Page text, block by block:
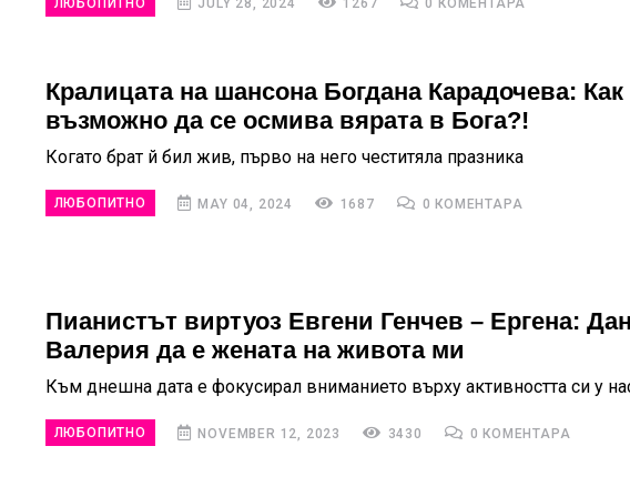
JULY 28, 2024 1267 0 КОМЕНТАРА
Кралицата на шансона Богдана Карадочева: Как
възможно да се осмива вярата в Бога?!
Когато брат й бил жив, първо на него честитяла празника
ЛЮБОПИТНО MAY 04, 2024 1687 0 КОМЕНТАРА
Пианистът виртуоз Евгени Генчев – Ергена:
Валерия да е жената на живота ми
Към днешна дата е фокусирал вниманието върху активността си у
ЛЮБОПИТНО NOVEMBER 12, 2023 3430 0 КОМЕНТАРА